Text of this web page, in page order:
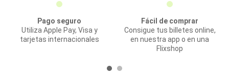
Pago seguro
Utiliza Apple Pay, Visa y
tarjetas internacionales
Fácil de comprar
Consigue tus billetes online,
en nuestra app o en una
Flixshop